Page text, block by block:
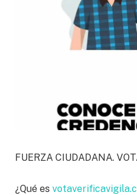
FUERZA CIUDADANA.
¿Qué es